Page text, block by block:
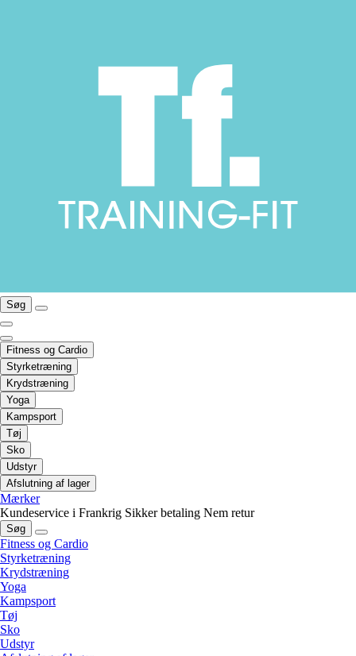
Søg
Fitness og Cardio
Styrketræning
Krydstræning
Yoga
Kampsport
Tøj
Sko
Udstyr
Afslutning af lager
Mærker
Kundeservice i Frankrig Sikker betaling Nem retur
Søg
Fitness og Cardio
Styrketræning
Krydstræning
Yoga
Kampsport
Tøj
Sko
Udstyr